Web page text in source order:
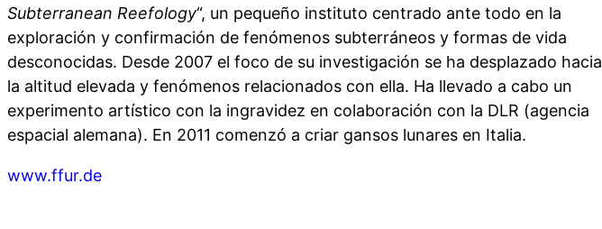
Subterranean Reefology“, un pequeño instituto centrado ante todo en la
exploración y confirmación de fenómenos subterráneos y formas de vida
desconocidas. Desde 2007 el foco de su investigación se ha desplazado hacia
la altitud elevada y fenómenos relacionados con ella. Ha llevado a cabo un
experimento artístico con la ingravidez en colaboración con la DLR (agencia
espacial alemana). En 2011 comenzó a criar gansos lunares en Italia.
www.ffur.de